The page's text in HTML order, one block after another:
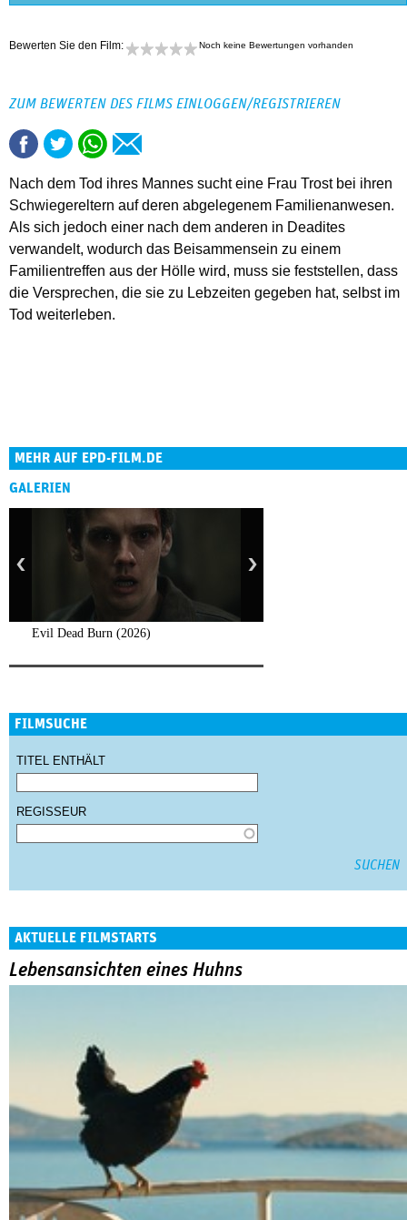
Bewerten Sie den Film: Noch keine Bewertungen vorhanden
ZUM BEWERTEN DES FILMS EINLOGGEN/REGISTRIEREN
Nach dem Tod ihres Mannes sucht eine Frau Trost bei ihren
Schwiegereltern auf deren abgelegenem Familienanwesen.
Als sich jedoch einer nach dem anderen in Deadites
verwandelt, wodurch das Beisammensein zu einem
Familientreffen aus der Hölle wird, muss sie feststellen, dass
die Versprechen, die sie zu Lebzeiten gegeben hat, selbst im
Tod weiterleben.
MEHR AUF EPD-FILM.DE
GALERIEN
Evil Dead Burn (2026)
FILMSUCHE
TITEL ENTHÄLT
REGISSEUR
AKTUELLE FILMSTARTS
Lebensansichten eines Huhns